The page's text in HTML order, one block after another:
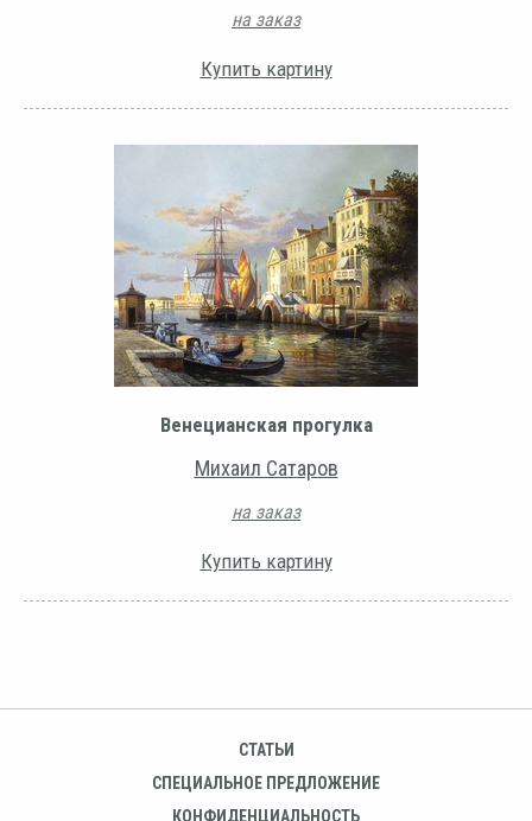
на заказ
Купить картину
Венецианская прогулка
Михаил Сатаров
на заказ
Купить картину
СТАТЬИ
СПЕЦИАЛЬНОЕ ПРЕДЛОЖЕНИЕ
КОНФИДЕНЦИАЛЬНОСТЬ